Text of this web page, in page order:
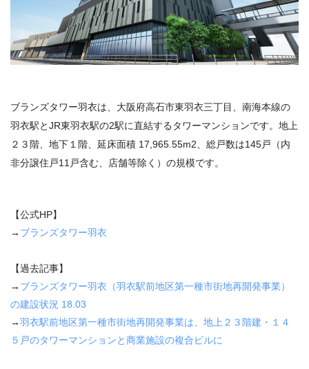
ブランズタワー羽衣は、大阪府高石市東羽衣三丁目、南海本線の
羽衣駅とJR東羽衣駅の2駅に直結するタワーマンションです。地上
２３階、地下１階、延床面積 17,965.55m2、総戸数は145戸（内
非分譲住戸11戸含む、店舗等除く）の規模です。
【公式HP】
→ ブランズタワー羽衣
【過去記事】
→ ブランズタワー羽衣（羽衣駅前地区第一種市街地再開発事業）
の建設状況 18.03
→羽衣駅前地区第一種市街地再開発事業は、地上２３階建・１４
５戸のタワーマンションと商業施設の複合ビルに